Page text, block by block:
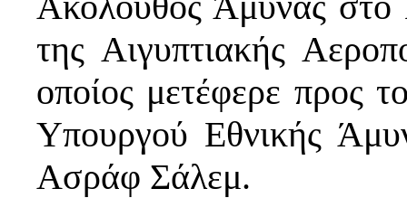
της Αιγυπτιακής
οποίος μετέφερε προς
Υπουργού Εθνικής
Ασράφ Σάλεμ.